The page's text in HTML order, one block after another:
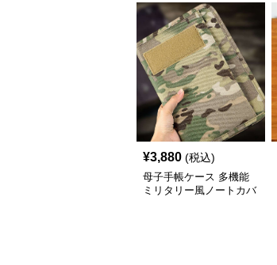
¥3,880 (税込)
母子手帳ケース 多機能
ミリタリー風ノートカバ